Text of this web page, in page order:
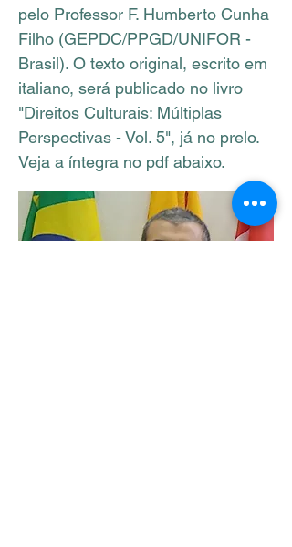
pelo Professor F. Humberto Cunha
Filho (GEPDC/PPGD/UNIFOR -
Brasil). O texto original, escrito em
italiano, será publicado no livro
"Direitos Culturais: Múltiplas
Perspectivas - Vol. 5", já no prelo.
Veja a íntegra no pdf abaixo.